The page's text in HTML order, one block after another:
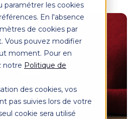
paramétrer les cookies
En l'absence
de cookies par
Vous pouvez modifier
moment. Pour en
notre Politique de
des cookies, vos
pas suivies lors de votre
cookie sera utilisé